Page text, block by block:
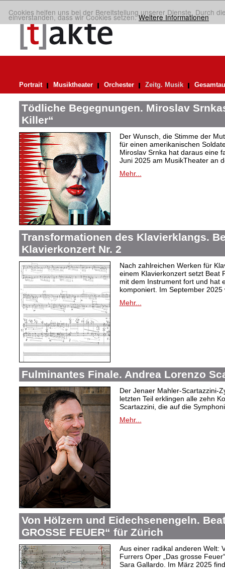
Cookies helfen uns bei der Bereitstellung unserer Dienste. Durch
einverstanden, dass wir Cookies setzen.Weitere Informationen
Portrait Musiktheater Orchester Zeitg. Musik
Tödliche Begegnungen. Miroslav
Killer“
Der Wunsch, die Stimme der
für einen amerikanischen
Miroslav Srnka hat daraus eine
Juni 2025 am MusikTheater an
Mehr...
Transformationen des Klavierklangs.
Klavierkonzert Nr. 2
Nach zahlreichen Werken für
einem Klavierkonzert setzt Beat
mit dem Instrument fort und hat
komponiert. Im September
Mehr...
Fulminantes Finale. Andrea Lorenzo
Der Jenaer Mahler-Scartazzini-
letzten Teil erklingen alle zehn
Scartazzini, die auf die
Mehr...
Von Hölzern und Eidechsenengeln.
GROSSE FEUER“ für Zürich
Aus einer radikal anderen Welt:
Furrers Oper „Das grosse
Sara Gallardo. Im März 2025